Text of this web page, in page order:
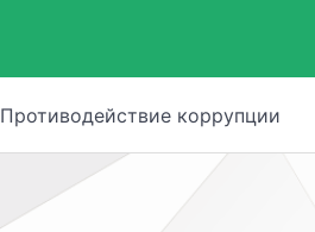
Противодействие коррупции